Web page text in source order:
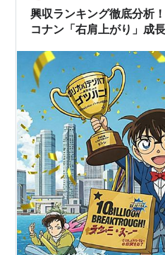
声優が故・田中…
興収ランキング徹底分析
コナン「右肩上がり」成